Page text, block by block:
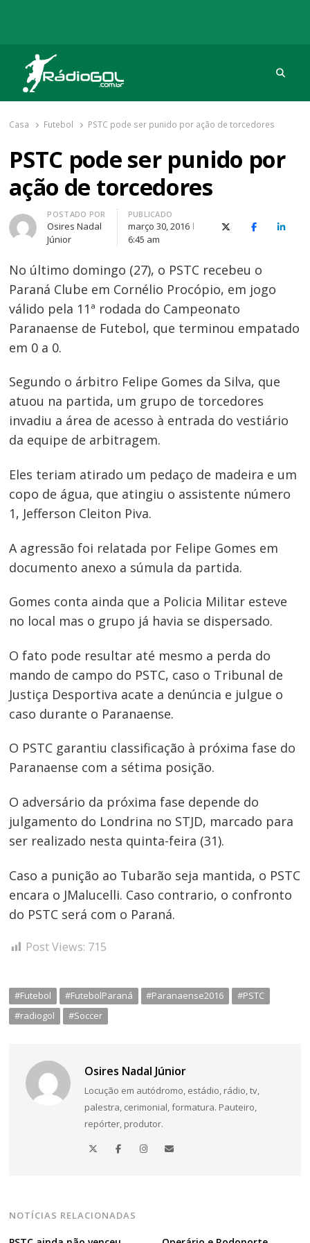
Rádio Gol
Há mais de 20 anos com as melhores coberturas
Casa Futebol PSTC pode ser punido por ação de torcedores
PSTC pode ser punido por
ação de torcedores
Autor
POSTADO POR
Osires Nadal
Júnior
PUBLICADO
março 30, 2016
6:45 am
X (Twitter)Facebook
O
No último domingo (27), o PSTC recebeu o
Paraná Clube em Cornélio Procópio, em jogo
válido pela 11ª rodada do Campeonato
Paranaense de Futebol, que terminou empatado
em 0 a 0.
Segundo o árbitro Felipe Gomes da Silva, que
atuou na partida, um grupo de torcedores
invadiu a área de acesso à entrada do vestiário
da equipe de arbitragem.
Eles teriam atirado um pedaço de madeira e um
copo de água, que atingiu o assistente número
1, Jefferson Cleiton Piva.
A agressão foi relatada por Felipe Gomes em
documento anexo a súmula da partida.
Gomes conta ainda que a Policia Militar esteve
no local mas o grupo já havia se dispersado.
O fato pode resultar até mesmo a perda do
mando de campo do PSTC, caso o Tribunal de
Justiça Desportiva acate a denúncia e julgue o
caso durante o Paranaense.
O PSTC garantiu classificação à próxima fase do
Paranaense com a sétima posição.
O adversário da próxima fase depende do
julgamento do Londrina no STJD, marcado para
ser realizado nesta quinta-feira (31).
Caso a punição ao Tubarão seja mantida, o PSTC
encara o JMalucelli. Caso contrario, o confronto
do PSTC será com o Paraná.
Post Views: 715
#Futebol #FutebolParaná #Paranaense2016
#PSTC
#radiogol
#Soccer
Osires Nadal Júnior
Locução em autódromo, estádio, rádio, tv,
palestra, cerimonial, formatura. Pauteiro,
repórter, produtor.
NOTÍCIAS RELACIONADAS
Navegação
de
Post